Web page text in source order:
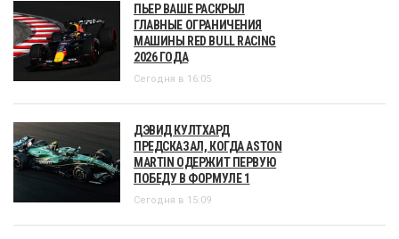
ПЬЕР ВАШЕ РАСКРЫЛ
ГЛАВНЫЕ ОГРАНИЧЕНИЯ
МАШИНЫ RED BULL RACING
2026 ГОДА
Сегодня в 16:05
ДЭВИД КУЛТХАРД
ПРЕДСКАЗАЛ, КОГДА ASTON
MARTIN ОДЕРЖИТ ПЕРВУЮ
ПОБЕДУ В ФОРМУЛЕ 1
Сегодня в 15:09